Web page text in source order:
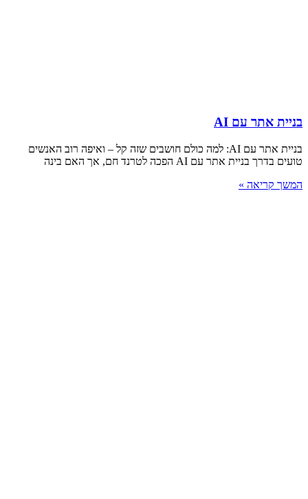
בניית אתר עם AI
בניית אתר עם AI: למה כולם חושבים שזה קל – ואיפה רוב האנשים
טועים בדרך בניית אתר עם AI הפכה לטרנד חם, אך האם בינה
המשך קריאה »